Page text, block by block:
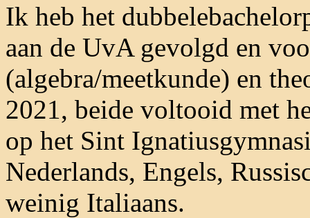
Ik heb het
aan de UvA gevolgd en
(algebra/meetkunde) en
2021, beide voltooid met
op het Sint
Nederlands, Engels,
weinig Italiaans.